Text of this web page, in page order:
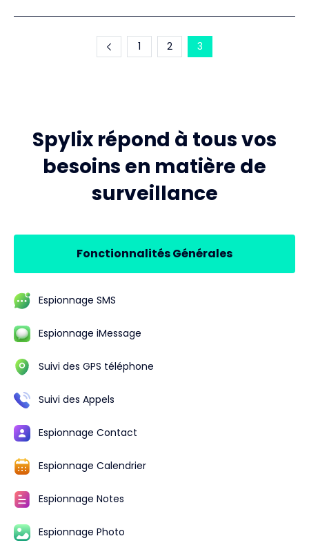
1 2 3
Spylix répond à tous vos
besoins en matière de
surveillance
Fonctionnalités Générales
Espionnage SMS
Espionnage iMessage
Suivi des GPS téléphone
Suivi des Appels
Espionnage Contact
Espionnage Calendrier
Espionnage Notes
Espionnage Photo